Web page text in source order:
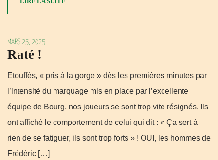
MARS 25, 2025
Raté !
Etouffés, « pris à la gorge » dès les premières minutes par
l’intensité du marquage mis en place par l’excellente
équipe de Bourg, nos joueurs se sont trop vite résignés. Ils
ont affiché le comportement de celui qui dit : « Ça sert à
rien de se fatiguer, ils sont trop forts » ! OUI, les hommes de
Frédéric […]